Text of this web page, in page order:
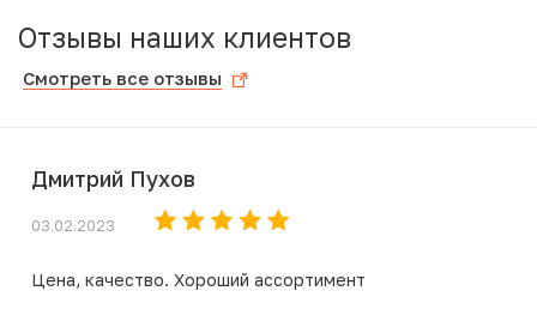
Отзывы наших клиентов
Смотреть все отзывы
Дмитрий Пухов
03.02.2023
Цена, качество. Хороший ассортимент